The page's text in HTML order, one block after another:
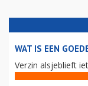
WAT IS EEN
Verzin alsjeblieft